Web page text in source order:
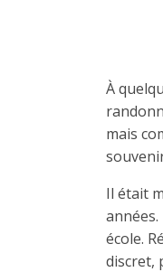
À
mais
Il était
école.
discret,